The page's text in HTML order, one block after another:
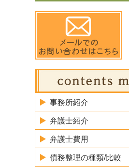
事務所紹介
弁護士紹介
弁護士費用
債務整理の種類/比較